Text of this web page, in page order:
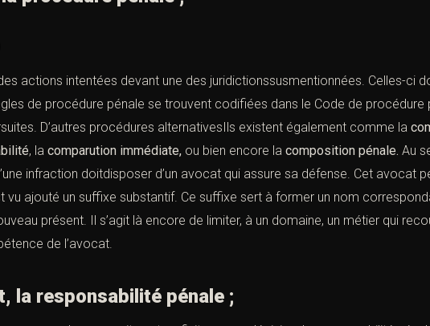
actions intentées devant une des juridictionssusmentionnées. Celles-ci
de procédure pénale se trouvent codifiées dans le Code de procédure
D’autres procédures alternativesIls existent également comme la
, la comparution immédiate, ou bien encore la composition pénale. Au
infraction doitdisposer d’un avocat qui assure sa défense. Cet avocat
vu ajouté un suffixe substantif. Ce suffixe sert à former un nom
présent. Il s’agit là encore de limiter, à un domaine, un métier qui
de l’avocat.
responsabilité pénale ;